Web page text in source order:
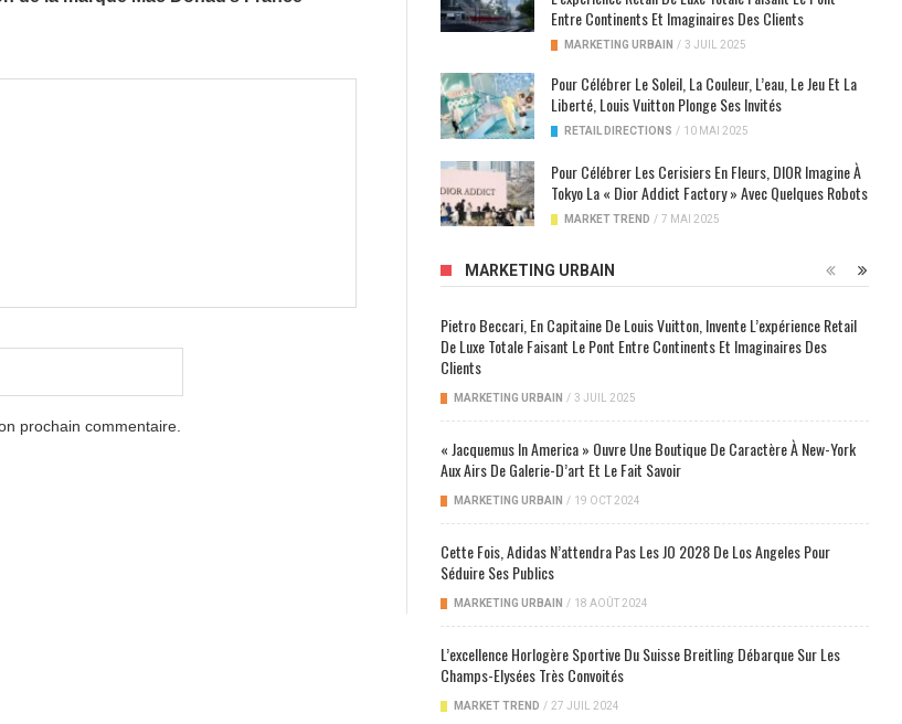
prochain commentaire.
Entre Continents Et Imaginaires Des Clients
MARKETING URBAIN / 3 JUIL 2025
Pour Célébrer Le Soleil, La Couleur, L’eau, Le Jeu Et La
Liberté, Louis Vuitton Plonge Ses Invités
RETAIL DIRECTIONS / 10 MAI 2025
Pour Célébrer Les Cerisiers En Fleurs, DIOR Imagine À
Tokyo La « Dior Addict Factory » Avec Quelques Robots
MARKET TREND / 7 MAI 2025
MARKETING URBAIN
Pietro Beccari, En Capitaine De Louis Vuitton, Invente L’expérience Retail
De Luxe Totale Faisant Le Pont Entre Continents Et Imaginaires Des
Clients
MARKETING URBAIN / 3 JUIL 2025
« Jacquemus In America » Ouvre Une Boutique De Caractère À New-York
Aux Airs De Galerie-D’art Et Le Fait Savoir
MARKETING URBAIN / 19 OCT 2024
Cette Fois, Adidas N’attendra Pas Les JO 2028 De Los Angeles Pour
Séduire Ses Publics
MARKETING URBAIN / 18 AOÛT 2024
L’excellence Horlogère Sportive Du Suisse Breitling Débarque Sur Les
Champs-Elysées Très Convoités
MARKET TREND / 27 JUIL 2024